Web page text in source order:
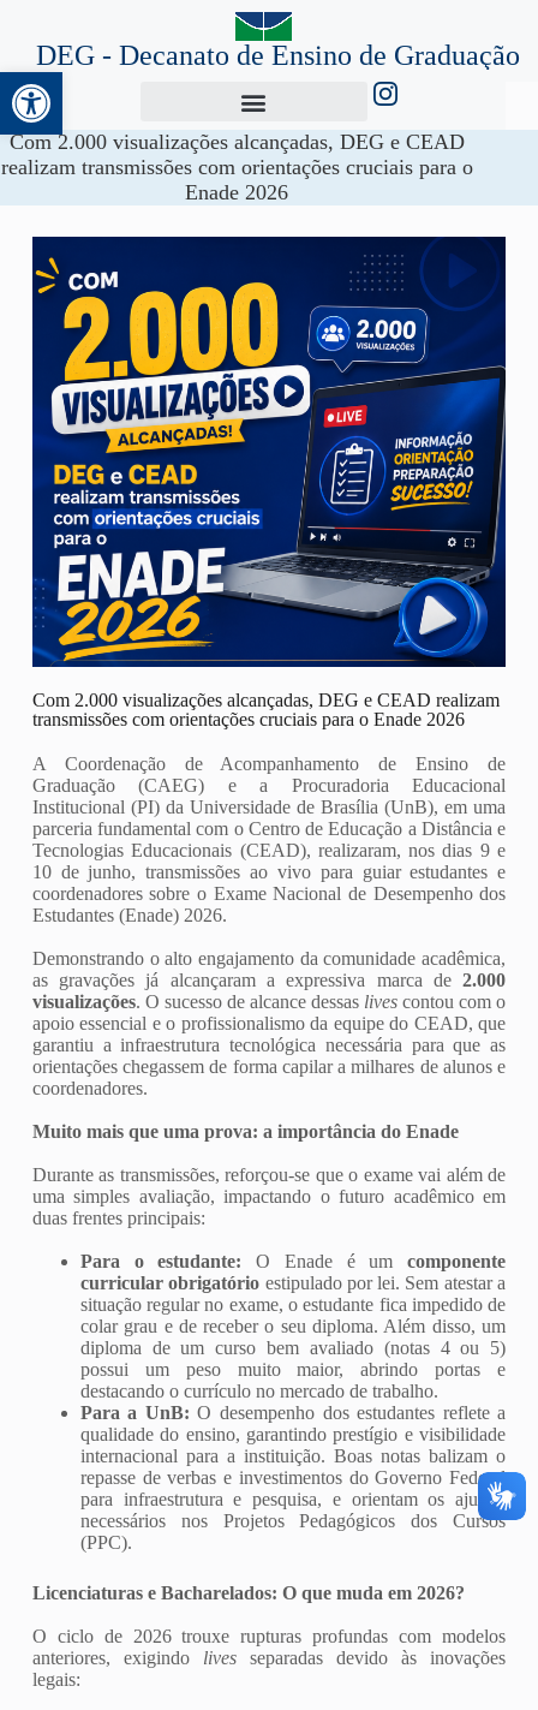
Abrir a barra de ferramentas
DEG - Decanato de Ensino de Graduação
Com 2.000 visualizações alcançadas, DEG e CEAD
realizam transmissões com orientações cruciais para o
Enade 2026
Com 2.000 visualizações alcançadas, DEG e CEAD realizam
transmissões com orientações cruciais para o Enade 2026
A Coordenação de Acompanhamento de Ensino de
Graduação (CAEG) e a Procuradoria Educacional
Institucional (PI) da Universidade de Brasília (UnB), em uma
parceria fundamental com o Centro de Educação a Distância e
Tecnologias Educacionais (CEAD), realizaram, nos dias 9 e
10 de junho, transmissões ao vivo para guiar estudantes e
coordenadores sobre o Exame Nacional de Desempenho dos
Estudantes (Enade) 2026.
Demonstrando o alto engajamento da comunidade acadêmica,
as gravações já alcançaram a expressiva marca de2.000
visualizações. O sucesso de alcance dessas lives contou com o
apoio essencial e o profissionalismo da equipe do CEAD, que
garantiu a infraestrutura tecnológica necessária para que as
orientações chegassem de forma capilar a milhares de alunos e
coordenadores.
Muito mais que uma prova: a importância do Enade
Durante as transmissões, reforçou-se que o exame vai além de
uma simples avaliação, impactando o futuro acadêmico em
duas frentes principais:
Para o estudante: O Enade é umcomponente
curricular obrigatório estipulado por lei. Sem atestar a
situação regular no exame, o estudante fica impedido de
colar grau e de receber o seu diploma. Além disso, um
diploma de um curso bem avaliado (notas 4 ou 5)
possui um peso muito maior, abrindo portas e
destacando o currículo no mercado de trabalho.
Para a UnB: O desempenho dos estudantes reflete a
qualidade do ensino, garantindo prestígio e visibilidade
internacional para a instituição. Boas notas balizam o
repasse de verbas e investimentos do Governo Federal
para infraestrutura e pesquisa, e orientam os ajustes
necessários nos Projetos Pedagógicos dos Cursos
(PPC).
Licenciaturas e Bacharelados: O que muda em 2026?
O ciclo de 2026 trouxe rupturas profundas com modelos
anteriores, exigindo livesseparadas devido às inovações
legais: